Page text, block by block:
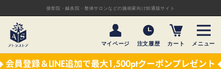
接骨院・鍼灸院・整体サロンなどの施術家向け卸通販サイト
マイページ 注文履歴 カート メニュー